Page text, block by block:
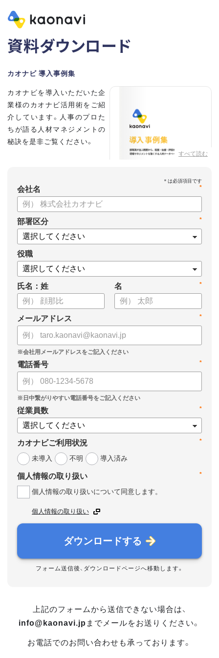
資料ダウンロード
カオナビ 導入事例集
すべて読む
カオナビを導入いただいた企
業様のカオナビ活用術をご紹
介しています。人事のプロた
ちが語る人材マネジメントの
秘訣を是非ご覧ください。
*
会社名
*
部署区分
役職
氏名：姓 *
名
*
メールアドレス
*
電話番号
*
従業員数
*
カオナビご利用状況
未導入
不明 導入済み
*
個人情報の取り扱い
個人情報の取り扱いについて同意します。
個人情報の取り扱い
ダウンロードする
フォーム送信後、ダウンロードページへ移動します。
上記のフォームから送信できない場合は、
info@kaonavi.jp までメールをお送りください。
お電話でのお問い合わせも承っております。